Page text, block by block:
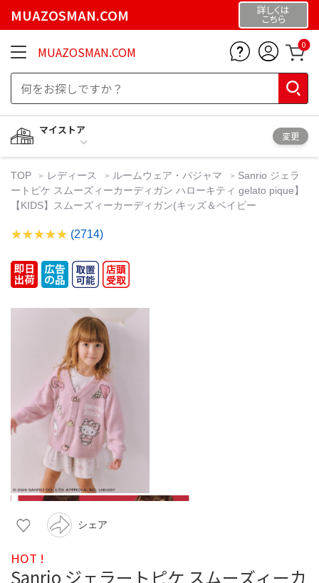
MUAZOSMAN.COM 詳しくは
こちら
MUAZOSMAN.COM 0
マイストア
変更
TOP レディース ルームウェア・パジャマ
Sanrio ジェラ
ートピケ スムーズィーカーディガン ハローキティ gelato pique】
【KIDS】スムーズィーカーディガン(キッズ＆ベイビー
(2714)
シェア
HOT !
Sanrio ジェラートピケ スムーズィーカ